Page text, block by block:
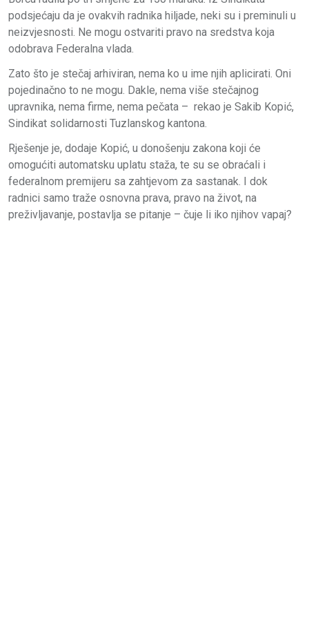
podsjećaju da je ovakvih radnika hiljade, neki su i preminuli u
neizvjesnosti. Ne mogu ostvariti pravo na sredstva koja
odobrava Federalna vlada.
Zato što je stečaj arhiviran, nema ko u ime njih aplicirati. Oni
pojedinačno to ne mogu. Dakle, nema više stečajnog
upravnika, nema firme, nema pečata – rekao je Sakib Kopić,
Sindikat solidarnosti Tuzlanskog kantona.
Rješenje je, dodaje Kopić, u donošenju zakona koji će
omogućiti automatsku uplatu staža, te su se obraćali i
federalnom premijeru sa zahtjevom za sastanak. I dok
radnici samo traže osnovna prava, pravo na život, na
preživljavanje, postavlja se pitanje – čuje li iko njihov vapaj?